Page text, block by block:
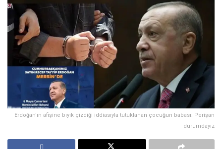
Erdoğan'ın afişine bıyık çizdiği iddiasıyla tutuklanan çocuğun babası: Perişan
durumdayız